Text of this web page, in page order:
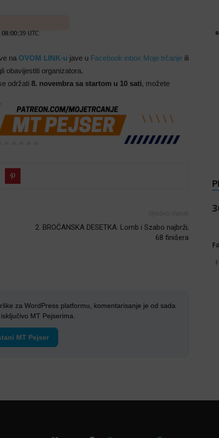
na OVOM LINK-u jave u Facebook inbox Moje trčanje ili
obavijestiti organizatora.
održati 8. novembra sa startom u 10 sati, možete
2. BROĆANSKA DESETKA: Lomb i Szabo najbrži;
68 finišera
za WordPress platformu, komentarisanje je od sada
MT Pejserima.
MT Pejser